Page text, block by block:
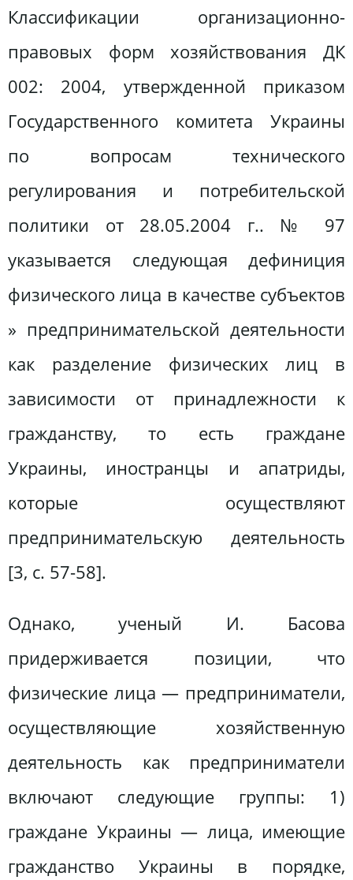
Классификации организационно-
правовых форм хозяйствования ДК
002: 2004, утвержденной приказом
Государственного комитета Украины
по вопросам технического
регулирования и потребительской
политики от 28.05.2004 г.. № 97
указывается следующая дефиниция
физического лица в качестве субъектов
» предпринимательской деятельности
как разделение физических лиц в
зависимости от принадлежности к
гражданству, то есть граждане
Украины, иностранцы и апатриды,
которые осуществляют
предпринимательскую деятельность
[3, с. 57-58].
Однако, ученый И. Басова
придерживается позиции, что
физические лица — предприниматели,
осуществляющие хозяйственную
деятельность как предприниматели
включают следующие группы: 1)
граждане Украины — лица, имеющие
гражданство Украины в порядке,